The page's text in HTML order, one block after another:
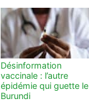
Désinformation
vaccinale : l’autre
épidémie qui guette le
Burundi